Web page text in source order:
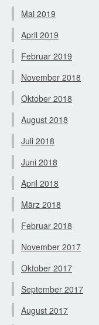
Mai 2019
April 2019
Februar 2019
November 2018
Oktober 2018
August 2018
Juli 2018
Juni 2018
April 2018
März 2018
Februar 2018
November 2017
Oktober 2017
September 2017
August 2017